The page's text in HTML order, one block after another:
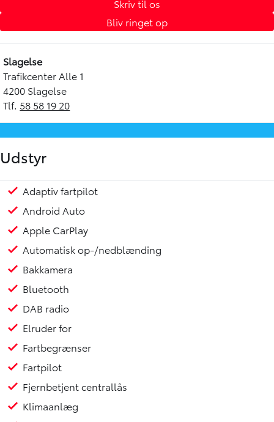
Skriv til os
Bliv ringet op
Slagelse
Trafikcenter Alle 1
4200 Slagelse
Tlf. 58 58 19 20
Udstyr
Adaptiv fartpilot
Android Auto
Apple CarPlay
Automatisk op-/nedblænding
Bakkamera
Bluetooth
DAB radio
Elruder for
Fartbegrænser
Fartpilot
Fjernbetjent centrallås
Klimaanlæg
Regnsensor
Smart entry og start system
Stemmebetjening
Sædevarme for
Trådløs mobilopladning
USB stik
18" Alufælge
Mørktonede ruder bag
Elektrisk foldetag
El-soltag
Isofix
Selealarm
Elektrisk P-ur
Ikke ryger
Toyota Safety Sense
Toyota Relax garanti10 år max 185.000 km